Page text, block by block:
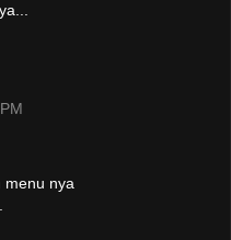
menu nya